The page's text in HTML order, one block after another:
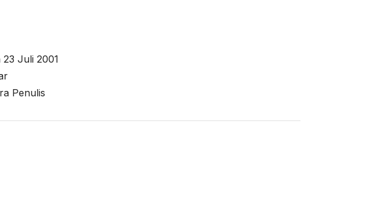
Juli 2001
Penulis